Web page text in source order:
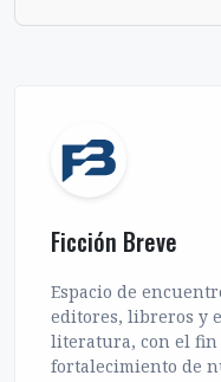
Ficción Breve
Espacio de
editores, libreros y
literatura, con el
fortalecimiento de